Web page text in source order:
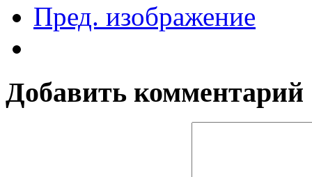
Пред. изображение
Добавить комментарий